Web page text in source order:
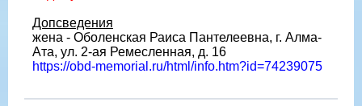
Допсведения
жена - Оболенская Раиса Пантелеевна, г. Алма-
Ата, ул. 2-ая Ремесленная, д. 16
https://obd-memorial.ru/html/info.htm?id=74239075